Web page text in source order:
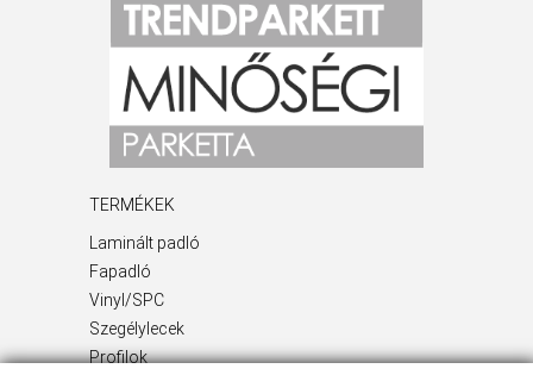
TERMÉKEK
Laminált padló
Fapadló
Vinyl/SPC
Szegélylecek
Profilok